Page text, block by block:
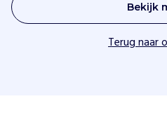
Bekijk
Terug naar